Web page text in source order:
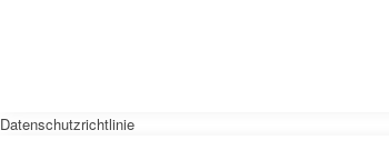
Datenschutzrichtlinie